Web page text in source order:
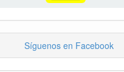
Síguenos en Facebook